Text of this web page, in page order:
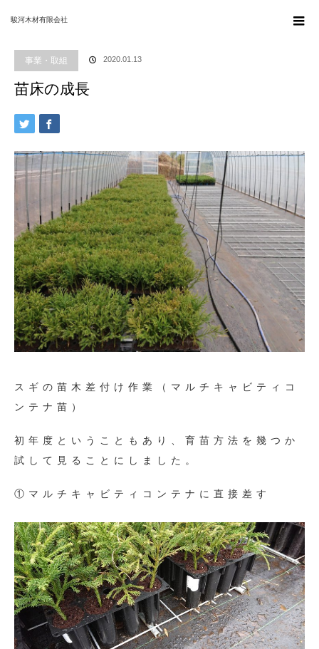
駿河木材有限会社
ブログ
事業・取組 2020.01.13
苗床の成長
スギの苗木差付け作業（マルチキャビティコ
ンテナ苗）
初年度ということもあり、育苗方法を幾つか
試して見ることにしました。
①マルチキャビティコンテナに直接差す